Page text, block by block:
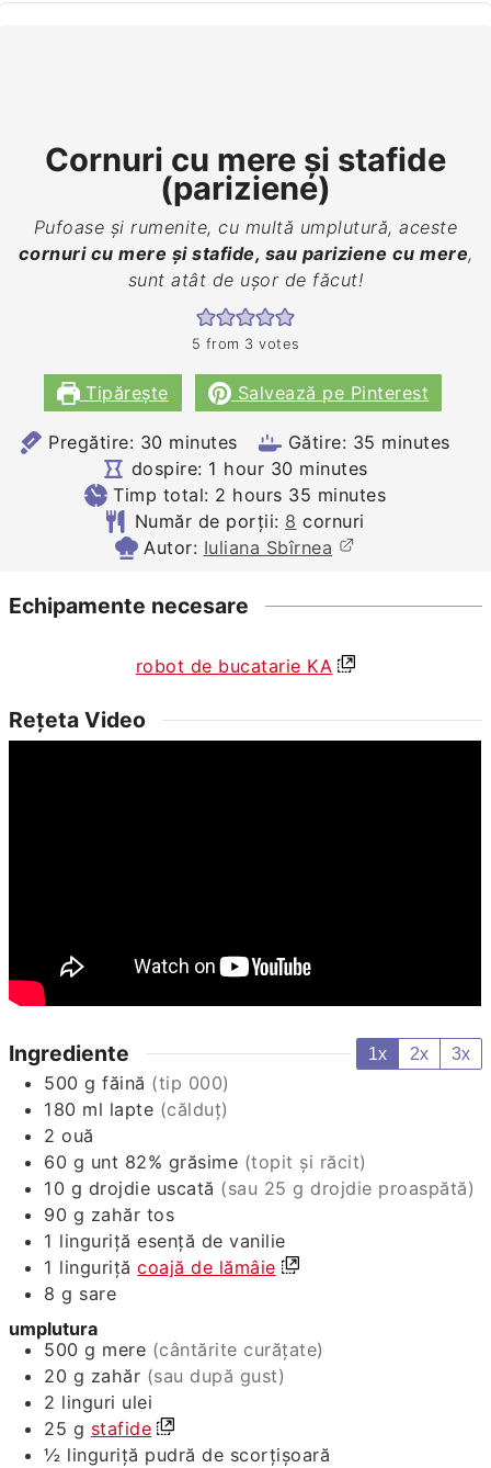
Cornuri cu mere și stafide
(pariziene)
Pufoase și rumenite, cu multă umplutură, aceste
cornuri cu mere și stafide, sau pariziene cu mere,
sunt atât de ușor de făcut!
5 from 3 votes
Tipărește Salvează pe Pinterest
Pregătire: 30minutes
minutes Gătire: 35 minutes
minutes
dospire: 1 hour
hour 30minutes
minutes
Timp total: 2 hours
hours 35 minutes
minutes
Număr de porții: 8 cornuri
Autor: Iuliana Sbîrnea
Echipamente necesare
robot de bucatarie KA
Rețeta Video
Ingrediente 1x 2x 3x
500 g făină (tip 000)
180 ml lapte (călduț)
2 ouă
60 g unt 82% grăsime (topit și răcit)
10 g drojdie uscată (sau 25 g drojdie proaspătă)
90 g zahăr tos
1 lingurițăesență de vanilie
1 lingurițăcoajă de lămâie
8 g sare
umplutura
500 g mere (cântărite curățate)
20 g zahăr (sau după gust)
2 linguri ulei
25 g stafide
½ linguriță pudră de scorțișoară